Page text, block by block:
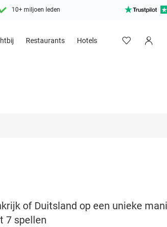
10+ miljoen leden
Restaurants Hotels
of Duitsland op een unieke
7 spellen